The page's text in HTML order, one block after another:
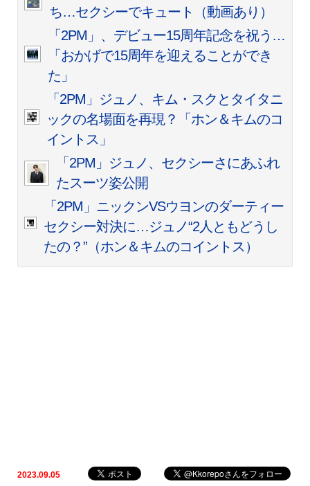
ち…セクシーでキュート（動画あり）
「2PM」、デビュー15周年記念を祝う…
「おかげで15周年を迎えることができ
た」
「2PM」ジュノ、キム・スクとタイタニ
ックの名場面を再現？「ホン＆キムのコ
イントス」
「2PM」ジュノ、セクシーさにあふれ
たスーツ姿公開
「2PM」ニックンVSウヨンのダーティー
セクシー対決に…ジュノ“2人ともどうし
たの？”（ホン＆キムのコイントス）
2023.09.05